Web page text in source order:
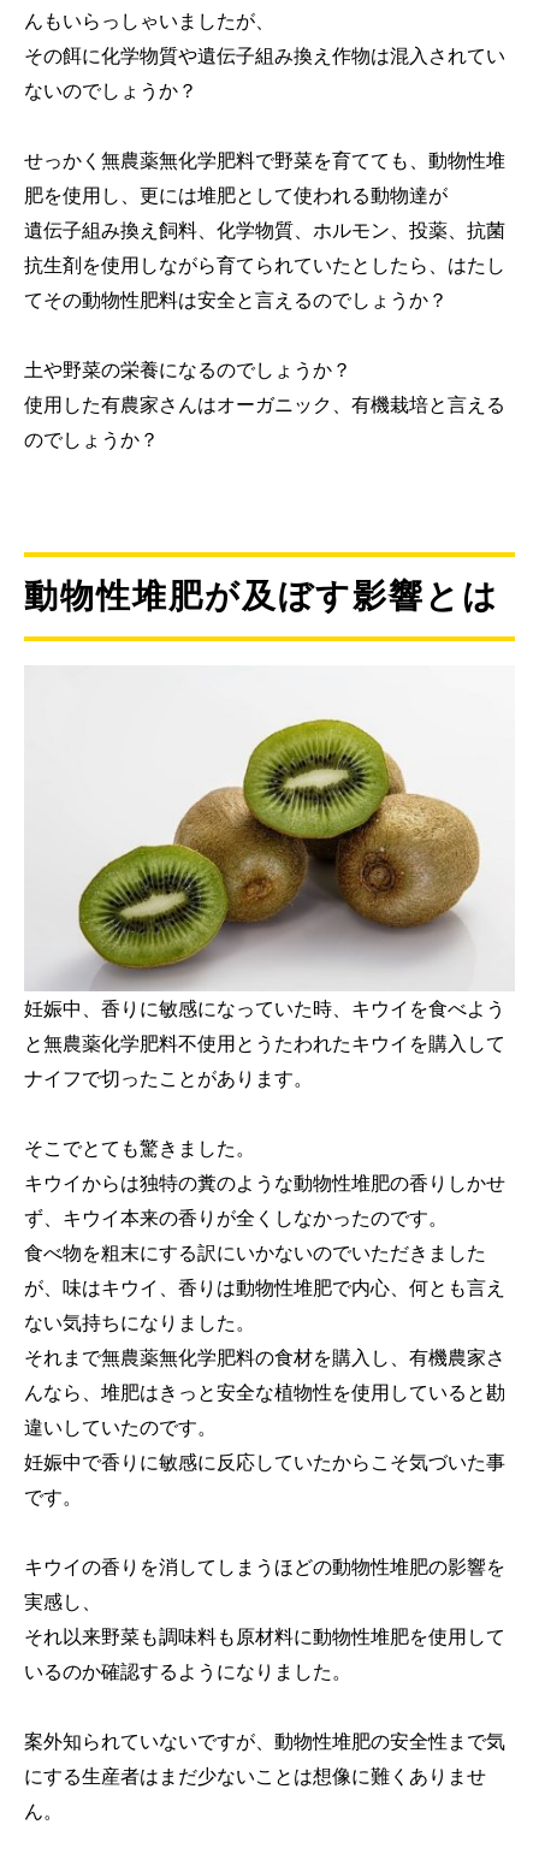
んもいらっしゃいましたが、
その餌に化学物質や遺伝子組み換え作物は混入されてい
ないのでしょうか？
せっかく無農薬無化学肥料で野菜を育てても、動物性堆
肥を使用し、更には堆肥として使われる動物達が
遺伝子組み換え飼料、化学物質、ホルモン、投薬、抗菌
抗生剤を使用しながら育てられていたとしたら、はたし
てその動物性肥料は安全と言えるのでしょうか？
土や野菜の栄養になるのでしょうか？
使用した有農家さんはオーガニック、有機栽培と言える
のでしょうか？
動物性堆肥が及ぼす影響とは
妊娠中、香りに敏感になっていた時、キウイを食べよう
と無農薬化学肥料不使用とうたわれたキウイを購入して
ナイフで切ったことがあります。
そこでとても驚きました。
キウイからは独特の糞のような動物性堆肥の香りしかせ
ず、キウイ本来の香りが全くしなかったのです。
食べ物を粗末にする訳にいかないのでいただきました
が、味はキウイ、香りは動物性堆肥で内心、何とも言え
ない気持ちになりました。
それまで無農薬無化学肥料の食材を購入し、有機農家さ
んなら、堆肥はきっと安全な植物性を使用していると勘
違いしていたのです。
妊娠中で香りに敏感に反応していたからこそ気づいた事
です。
キウイの香りを消してしまうほどの動物性堆肥の影響を
実感し、
それ以来野菜も調味料も原材料に動物性堆肥を使用して
いるのか確認するようになりました。
案外知られていないですが、動物性堆肥の安全性まで気
にする生産者はまだ少ないことは想像に難くありませ
ん。